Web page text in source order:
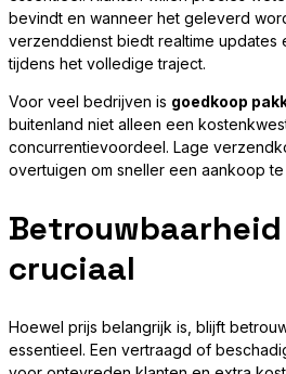
bevindt en wanneer het geleverd
verzenddienst biedt realtime updates
tijdens het volledige traject.
Voor veel bedrijven is goedkoop
buitenland niet alleen een
concurrentievoordeel. Lage
overtuigen om sneller een aankoop
cruciaal
Hoewel prijs belangrijk is, blijft
essentieel. Een vertraagd of